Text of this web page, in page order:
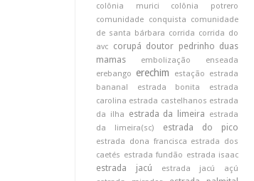
colônia murici
colônia potrero
comunidade conquista
comunidade
de santa bárbara corrida corrida do
avc
corupá doutor pedrinho duas
mamas
embolização
enseada
erebango
erechim estação
estrada
bananal
estrada bonita
estrada
carolina estrada castelhanos estrada
da ilha
estrada da limeira
estrada
da limeira(sc)
estrada do pico
estrada dona francisca estrada dos
caetés estrada fundão estrada isaac
estrada jacú
estrada jacú açú